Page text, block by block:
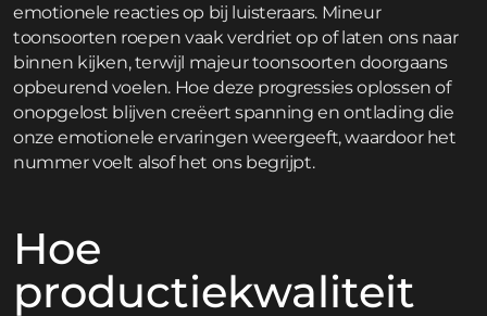
emotionele reacties op bij luisteraars. Mineur
toonsoorten roepen vaak verdriet op of laten ons naar
binnen kijken, terwijl majeur toonsoorten doorgaans
opbeurend voelen. Hoe deze progressies oplossen of
onopgelost blijven creëert spanning en ontlading die
onze emotionele ervaringen weergeeft, waardoor het
nummer voelt alsof het ons begrijpt.
Hoe
productiekwaliteit